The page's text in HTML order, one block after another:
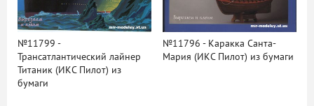
№11799 -
Трансатлантический лайнер
Титаник (ИКС Пилот) из
бумаги
№11796 - Каракка Санта-
Мария (ИКС Пилот) из бумаги